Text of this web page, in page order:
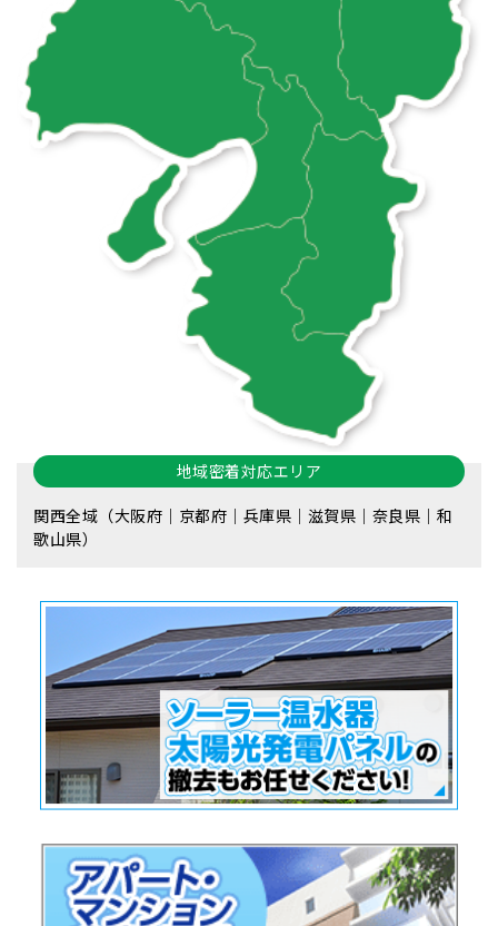
地域密着対応エリア
関西全域（大阪府｜京都府｜兵庫県｜滋賀県｜奈良県｜和
歌山県）